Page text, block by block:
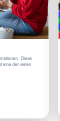
Diese
eine der vielen